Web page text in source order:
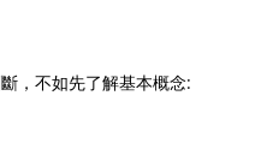
，不如先了解基本概念: